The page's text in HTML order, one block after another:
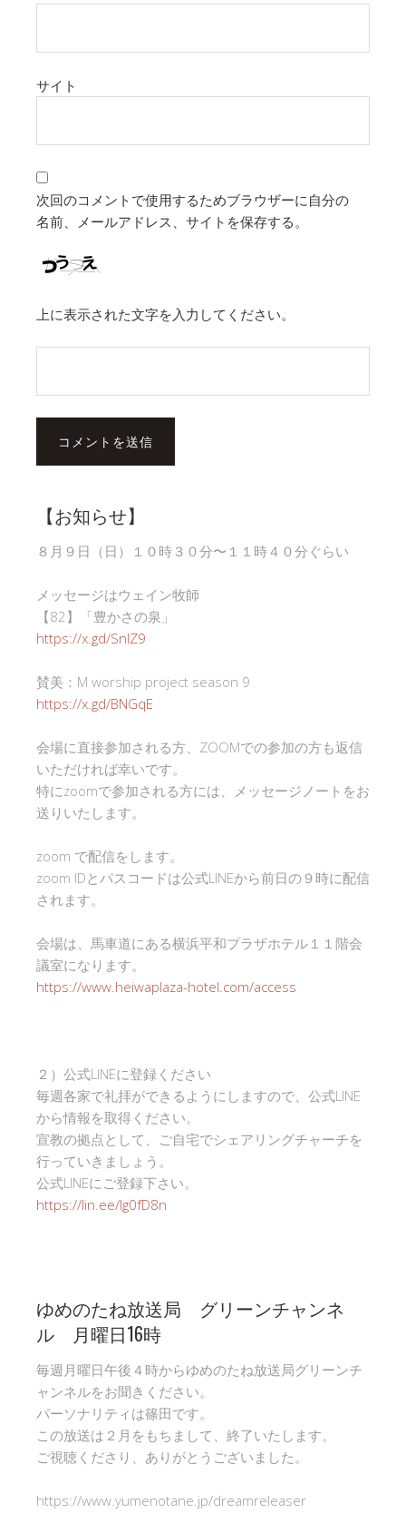
サイト
次回のコメントで使用するためブラウザーに自分の
名前、メールアドレス、サイトを保存する。
上に表示された文字を入力してください。
【お知らせ】
８月９日（日）１０時３０分〜１１時４０分ぐらい
メッセージはウェイン牧師
【82】「豊かさの泉」
https://x.gd/SnlZ9
賛美：M worship project season 9
https://x.gd/BNGqE
会場に直接参加される方、ZOOMでの参加の方も返信
いただければ幸いです。
特にzoomで参加される方には、メッセージノートをお
送りいたします。
zoom で配信をします。
zoom IDとパスコードは公式LINEから前日の９時に配信
されます。
会場は、馬車道にある横浜平和プラザホテル１１階会
議室になります。
https://www.heiwaplaza-hotel.com/access
２）公式LINEに登録ください
毎週各家で礼拝ができるようにしますので、公式LINE
から情報を取得ください。
宣教の拠点として、ご自宅でシェアリングチャーチを
行っていきましょう。
公式LINEにご登録下さい。
https://lin.ee/Ig0fD8n
ゆめのたね放送局 グリーンチャンネ
ル 月曜日16時
毎週月曜日午後４時からゆめのたね放送局グリーンチ
ャンネルをお聞きください。
パーソナリティは篠田です。
この放送は２月をもちまして、終了いたします。
ご視聴くださり、ありがとうございました。
https://www.yumenotane.jp/dreamreleaser